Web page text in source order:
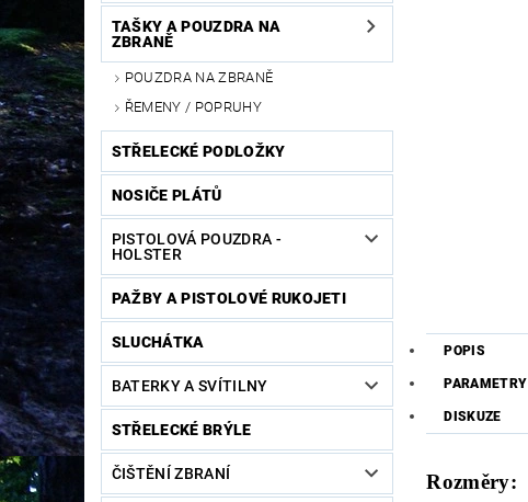
TAŠKY A POUZDRA NA
ZBRANĚ
POUZDRA NA ZBRANĚ
ŘEMENY / POPRUHY
STŘELECKÉ PODLOŽKY
NOSIČE PLÁTŮ
PISTOLOVÁ POUZDRA -
HOLSTER
PAŽBY A PISTOLOVÉ RUKOJETI
SLUCHÁTKA
BATERKY A SVÍTILNY
STŘELECKÉ BRÝLE
ČIŠTĚNÍ ZBRANÍ
POPIS
PARAMETRY
DISKUZE
Rozměry: